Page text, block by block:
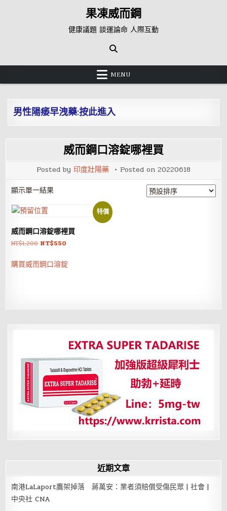
果凍威而鋼
健康議題 談運論命 人際互動
MENU
男性陽痿早洩藥:按此進入
威而鋼口溶錠哪裡買
Posted by 印度壯陽藥 Posted on 20220618
顯示單一結果
特價
威而鋼口溶錠哪裡買
NT$1,200 原
價
NT$550目
價
購買威而鋼口溶錠
近期文章
南港LaLaport鷹架掉落 蔣萬安：業者須賠償受傷民眾 | 社會 |
中央社 CNA